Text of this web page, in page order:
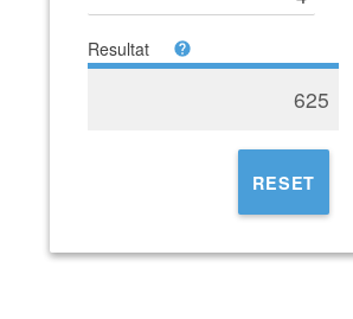
Resultat
625
RESET